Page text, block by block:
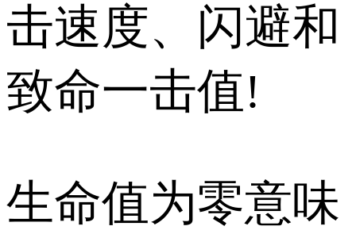
击速度、闪避和
致命一击值!
生命值为零意味